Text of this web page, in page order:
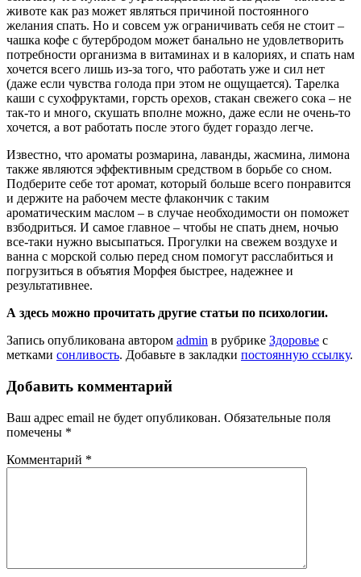
животе как раз может являться причиной постоянного
желания спать. Но и совсем уж ограничивать себя не стоит –
чашка кофе с бутербродом может банально не удовлетворить
потребности организма в витаминах и в калориях, и спать нам
хочется всего лишь из-за того, что работать уже и сил нет
(даже если чувства голода при этом не ощущается). Тарелка
каши с сухофруктами, горсть орехов, стакан свежего сока – не
так-то и много, скушать вполне можно, даже если не очень-то
хочется, а вот работать после этого будет гораздо легче.
Известно, что ароматы розмарина, лаванды, жасмина, лимона
также являются эффективным средством в борьбе со сном.
Подберите себе тот аромат, который больше всего понравится
и держите на рабочем месте флакончик с таким
ароматическим маслом – в случае необходимости он поможет
взбодриться. И самое главное – чтобы не спать днем, ночью
все-таки нужно высыпаться. Прогулки на свежем воздухе и
ванна с морской солью перед сном помогут расслабиться и
погрузиться в объятия Морфея быстрее, надежнее и
результативнее.
А здесь можно прочитать другие статьи по психологии.
Запись опубликована автором admin в рубрике Здоровье с
метками сонливость. Добавьте в закладки постоянную ссылку.
Добавить комментарий
Ваш адрес email не будет опубликован. Обязательные поля
помечены *
Комментарий *